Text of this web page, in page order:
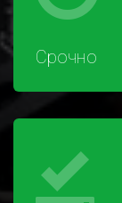
Срочно